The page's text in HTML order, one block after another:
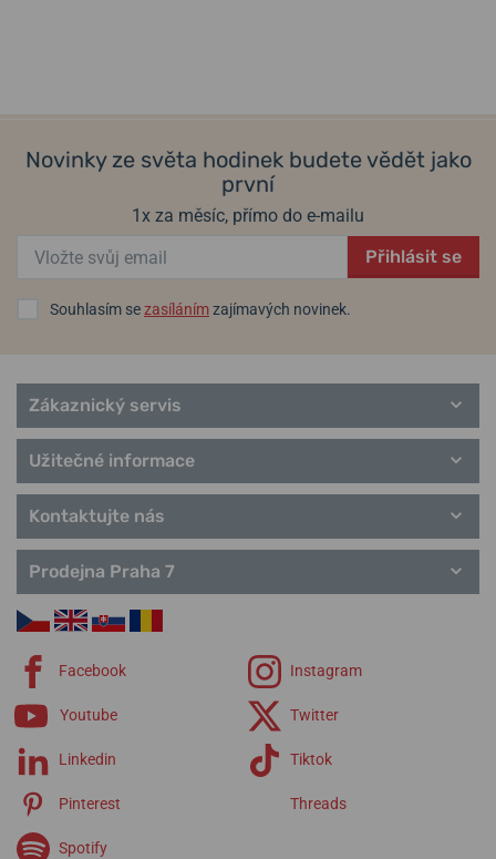
Novinky ze světa hodinek budete vědět jako
první
1x za měsíc, přímo do e-mailu
Přihlásit se
Souhlasím sezasílánímzajímavých novinek.
Zákaznický servis
Užitečné informace
Kontaktujte nás
Prodejna Praha 7
Facebook Instagram
Youtube Twitter
Linkedin Tiktok
Pinterest Threads
Spotify